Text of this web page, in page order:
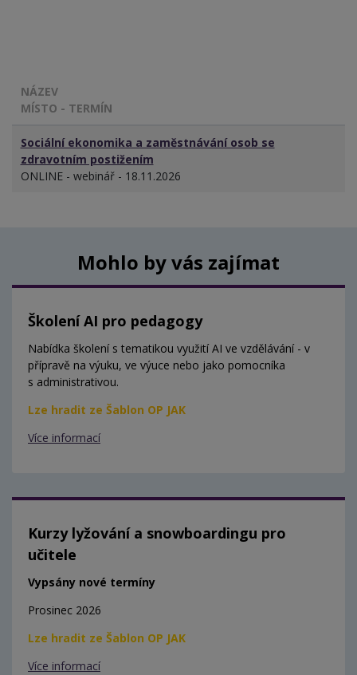
NÁZEV
MÍSTO - TERMÍN
Sociální ekonomika a zaměstnávání osob se
zdravotním postižením
ONLINE - webinář - 18.11.2026
Mohlo by vás zajímat
Školení AI pro pedagogy
Nabídka školení s tematikou využití AI ve vzdělávání - v
přípravě na výuku, ve výuce nebo jako pomocníka
s administrativou.
Lze hradit ze Šablon OP JAK
Více informací
Kurzy lyžování a snowboardingu pro
učitele
Vypsány nové termíny
Prosinec 2026
Lze hradit ze Šablon OP JAK
Více informací